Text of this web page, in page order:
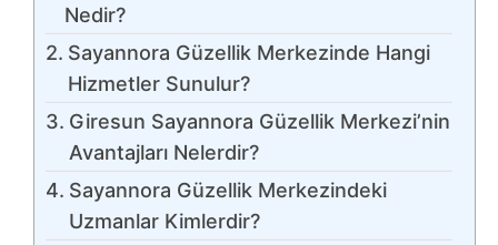
Nedir?
Sayannora Güzellik Merkezinde Hangi
Hizmetler Sunulur?
Giresun Sayannora Güzellik Merkezi’nin
Avantajları Nelerdir?
Sayannora Güzellik Merkezindeki
Uzmanlar Kimlerdir?